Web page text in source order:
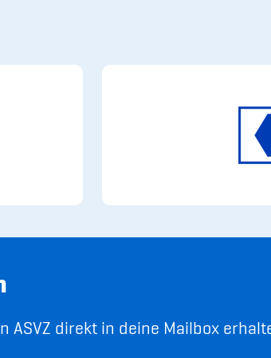
ASVZ direkt in deine Mailbox